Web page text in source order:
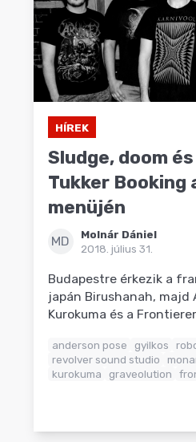
PREMIEREK
KULT
MÁSVILÁG
BLOGHÍREK
Sludge, doom
Tukker Booking
menüjén
MD
Molnár Dániel
2018. július 31.
Budapestre érkezik a
japán Birushanah, majd
Kurokuma és a
anderson pose gyilkos
revolver sound studio
kurokuma
graveolution